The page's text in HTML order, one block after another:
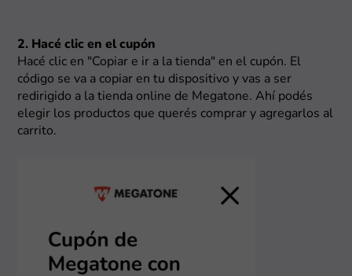
2. Hacé clic en el cupón
Hacé clic en "Copiar e ir a la tienda" en el cupón. El
código se va a copiar en tu dispositivo y vas a ser
redirigido a la tienda online de Megatone. Ahí podés
elegir los productos que querés comprar y agregarlos al
carrito.